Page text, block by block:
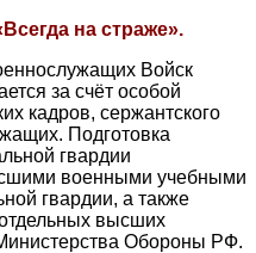
на страже».
Войск
за счёт особой
кадров, сержантского
Подготовка
гвардии
военными учебными
гвардии, а также
высших
Обороны РФ.